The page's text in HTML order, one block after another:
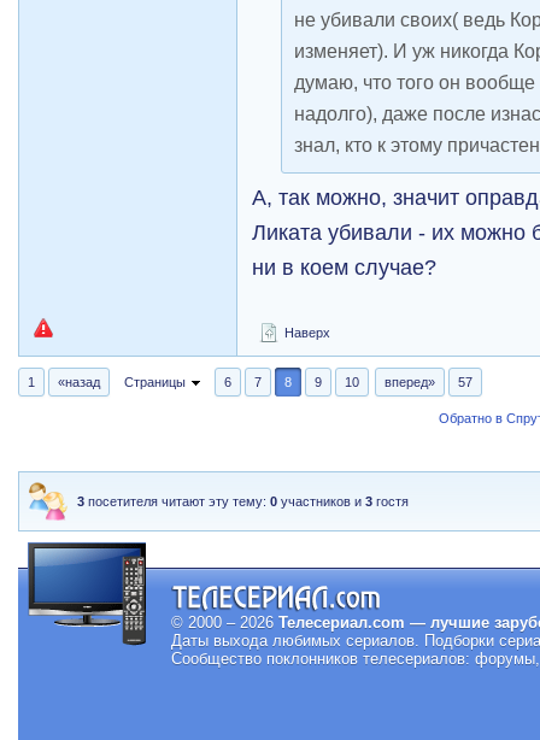
не убивали своих( ведь
изменяет). И уж никогда
думаю, что того он
надолго), даже после
знал, кто к этому
А, так можно, значит
Ликата убивали - их можно
ни в коем случае?
Наверх
1 «назад Страницы 6 7 8 9 10 вперед» 57
Обратно в
3 посетителя читают эту тему:0 участников и3 гостя
© 2000 – 2026 Телесериал.com — лучшие
Даты выхода любимых сериалов. Подборки
Сообщество поклонников телесериалов: